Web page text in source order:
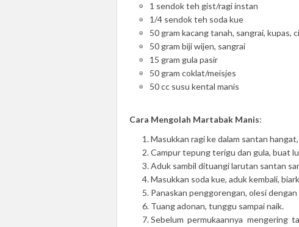
1 sendok teh gist/ragi instan
1/4 sendok teh soda kue
50 gram kacang tanah, sangrai, kupas,
50 gram biji wijen, sangrai
15 gram gula pasir
50 gram coklat/meisjes
50 cc susu kental manis
Cara Mengolah Martabak Manis:
Masukkan ragi ke dalam santan
Campur tepung terigu dan gula, buat
Aduk sambil dituangi larutan santan
Masukkan soda kue, aduk kembali,
Panaskan penggorengan, olesi dengan
Tuang adonan, tunggu sampai naik.
Sebelum permukaannya mengering